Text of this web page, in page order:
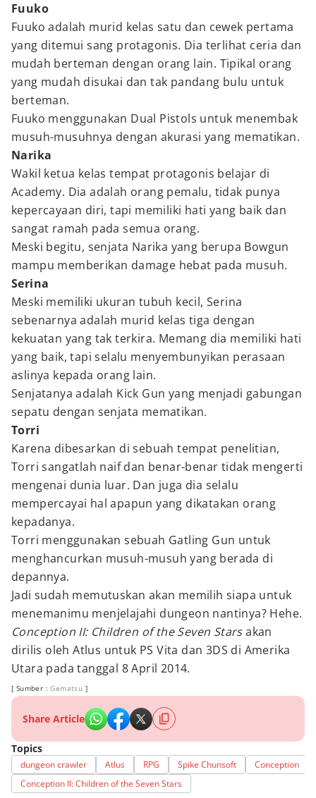
Fuuko
Fuuko adalah murid kelas satu dan cewek pertama
yang ditemui sang protagonis. Dia terlihat ceria dan
mudah berteman dengan orang lain. Tipikal orang
yang mudah disukai dan tak pandang bulu untuk
berteman.
Fuuko menggunakan Dual Pistols untuk menembak
musuh-musuhnya dengan akurasi yang mematikan.
Narika
Wakil ketua kelas tempat protagonis belajar di
Academy. Dia adalah orang pemalu, tidak punya
kepercayaan diri, tapi memiliki hati yang baik dan
sangat ramah pada semua orang.
Meski begitu, senjata Narika yang berupa Bowgun
mampu memberikan damage hebat pada musuh.
Serina
Meski memiliki ukuran tubuh kecil, Serina
sebenarnya adalah murid kelas tiga dengan
kekuatan yang tak terkira. Memang dia memiliki hati
yang baik, tapi selalu menyembunyikan perasaan
aslinya kepada orang lain.
Senjatanya adalah Kick Gun yang menjadi gabungan
sepatu dengan senjata mematikan.
Torri
Karena dibesarkan di sebuah tempat penelitian,
Torri sangatlah naif dan benar-benar tidak mengerti
mengenai dunia luar. Dan juga dia selalu
mempercayai hal apapun yang dikatakan orang
kepadanya.
Torri menggunakan sebuah Gatling Gun untuk
menghancurkan musuh-musuh yang berada di
depannya.
Jadi sudah memutuskan akan memilih siapa untuk
menemanimu menjelajahi dungeon nantinya? Hehe.
Conception II: Children of the Seven Starsakan
dirilis oleh Atlus untuk PS Vita dan 3DS di Amerika
Utara pada tanggal 8 April 2014.
[ Sumber :Gematsu ]
Share Article
Topics
dungeon crawler Atlus RPG Spike Chunsoft
Conception
Conception II: Children of the Seven Stars